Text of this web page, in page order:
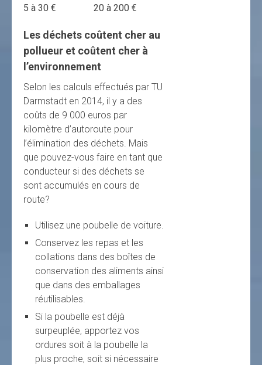
5 à 30 €
20 à 200 €
Les déchets coûtent cher au
pollueur et coûtent cher à
l’environnement
Selon les calculs effectués par TU
Darmstadt en 2014, il y a des
coûts de 9 000 euros par
kilomètre d’autoroute pour
l’élimination des déchets. Mais
que pouvez-vous faire en tant que
conducteur si des déchets se
sont accumulés en cours de
route?
Utilisez une poubelle de voiture.
Conservez les repas et les
collations dans des boîtes de
conservation des aliments ainsi
que dans des emballages
réutilisables.
Si la poubelle est déjà
surpeuplée, apportez vos
ordures soit à la poubelle la
plus proche, soit si nécessaire